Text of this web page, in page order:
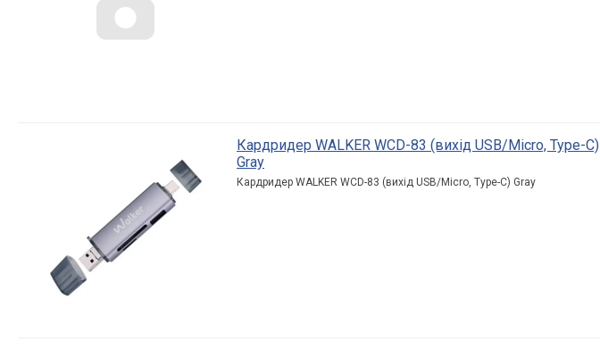
Кардридер WALKER WCD-83 (вихід USB/Micro, Type-C)
Gray
Кардридер WALKER WCD-83 (вихід USB/Micro, Type-C) Gray